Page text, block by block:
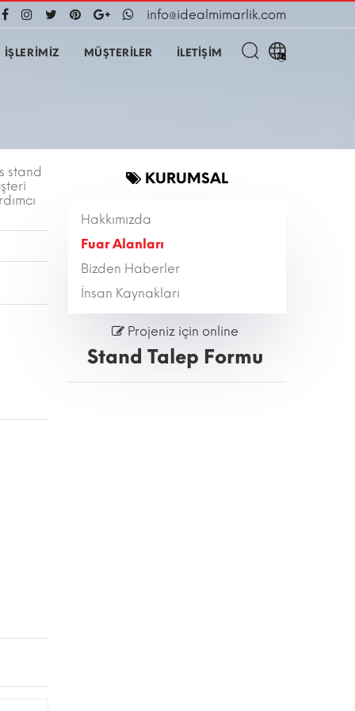
info@idealmimarlik.com
İŞLERİMİZ MÜŞTERİLER İLETİŞİM
stand
KURUMSAL
Hakkımızda
Fuar Alanları
Bizden Haberler
İnsan Kaynakları
Projeniz için online
Stand Talep Formu